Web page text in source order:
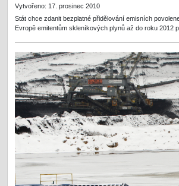
Vytvořeno: 17. prosinec 2010
Stát chce zdanit bezplatné přidělování emisních
Evropě emitentům skleníkových plynů až do roku 2012